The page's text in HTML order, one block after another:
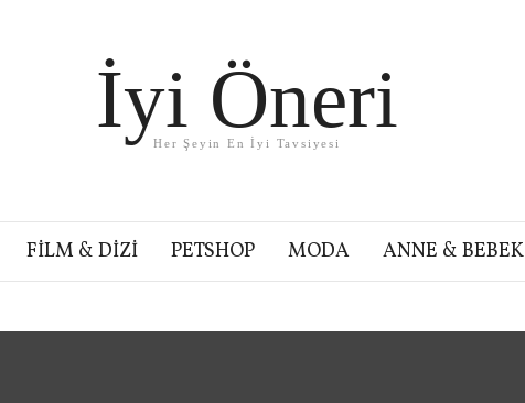
İyi Öneri
Her Şeyin En İyi Tavsiyesi
FILM & DIZI PETSHOP MODA ANNE & BEBEK